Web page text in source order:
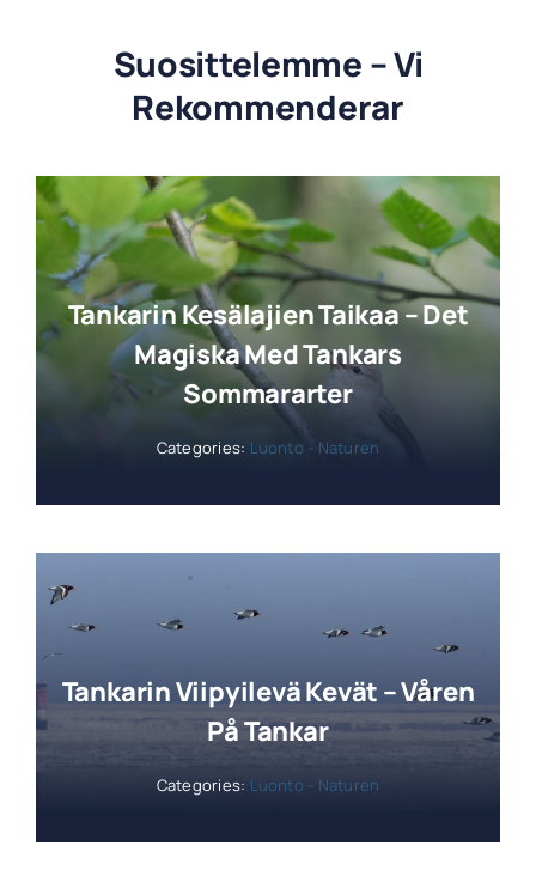
Suosittelemme – Vi
Rekommenderar
Tankarin Kesälajien Taikaa – Det
Magiska Med Tankars
Sommararter
Categories: Luonto - Naturen
Tankarin Viipyilevä Kevät – Våren
På Tankar
Categories: Luonto - Naturen